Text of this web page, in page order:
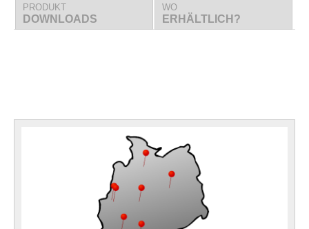
PRODUKT
DOWNLOADS
WO
ERHÄLTLICH?